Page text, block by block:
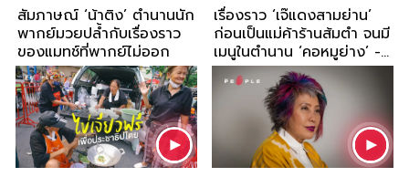
สัมภาษณ์ ‘น้าติง’ ตำนานนัก
พากย์มวยปล้ำกับเรื่องราว
ของแมทช์ที่พากย์ไม่ออก
เรื่องราว ‘เจ๊แดงสามย่าน’
ก่อนเป็นแม่ค้าร้านส้มตำ จนมี
เมนูในตำนาน ‘คอหมูย่าง’ -
Inspiring Story